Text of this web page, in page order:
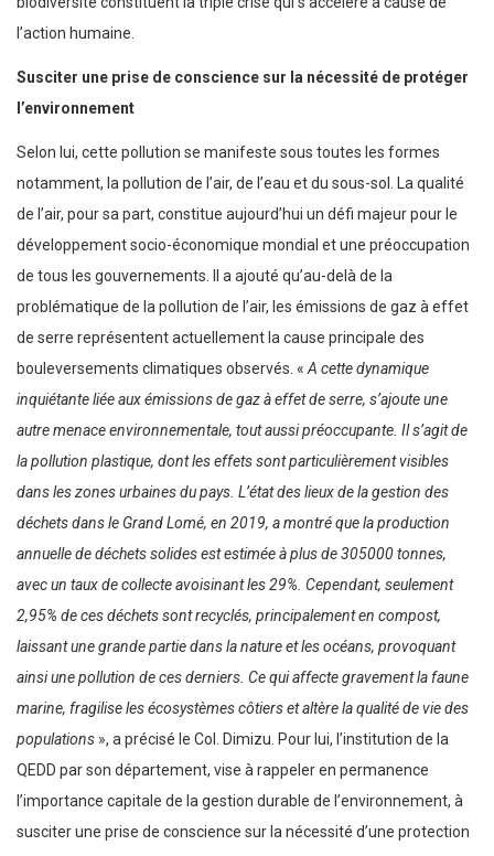
l’action humaine.
Susciter une prise de conscience sur la nécessité de protéger
l’environnement
Selon lui, cette pollution se manifeste sous toutes les formes
notamment, la pollution de l’air, de l’eau et du sous-sol. La qualité
de l’air, pour sa part, constitue aujourd’hui un défi majeur pour le
développement socio-économique mondial et une préoccupation
de tous les gouvernements. Il a ajouté qu’au-delà de la
problématique de la pollution de l’air, les émissions de gaz à effet
de serre représentent actuellement la cause principale des
bouleversements climatiques observés. « A cette dynamique
inquiétante liée aux émissions de gaz à effet de serre, s’ajoute une
autre menace environnementale, tout aussi préoccupante. Il s’agit de
la pollution plastique, dont les effets sont particulièrement visibles
dans les zones urbaines du pays. L’état des lieux de la gestion des
déchets dans le Grand Lomé, en 2019, a montré que la production
annuelle de déchets solides est estimée à plus de 305000 tonnes,
avec un taux de collecte avoisinant les 29%. Cependant, seulement
2,95% de ces déchets sont recyclés, principalement en compost,
laissant une grande partie dans la nature et les océans, provoquant
ainsi une pollution de ces derniers. Ce qui affecte gravement la faune
marine, fragilise les écosystèmes côtiers et altère la qualité de vie des
populations », a précisé le Col. Dimizu. Pour lui, l’institution de la
QEDD par son département, vise à rappeler en permanence
l’importance capitale de la gestion durable de l’environnement, à
susciter une prise de conscience sur la nécessité d’une protection